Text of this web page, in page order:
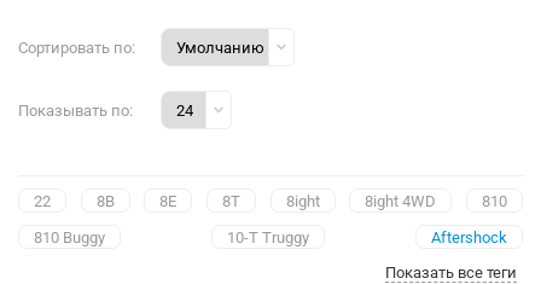
Сортировать по:
Показывать по:
22 8B 8E 8T 8ight 8ight 4WD
810
810 Buggy
10-T Truggy
Aftershock
Desert Truck
Показать все теги